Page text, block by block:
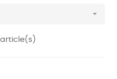

article(s)